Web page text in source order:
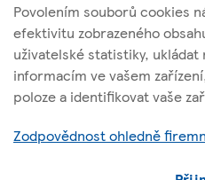
Sledujte nás
n
i
f
c
y
u
soudu v Praze
Povolením souborů cookies
efektivitu zobrazeného
uživatelské statistiky,
informacím ve vašem
poloze a identifikovat vaše
Zodpovědnost ohledně